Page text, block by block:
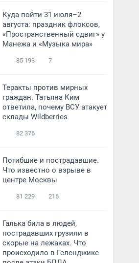
Куда пойти 31 июля–2
августа: праздник флоксов,
«Пространственный сдвиг» у
Манежа и «Музыка мира»
85 193 7
Теракты против мирных
граждан. Татьяна Ким
ответила, почему ВСУ атакует
склады Wildberries
82 376
Погибшие и пострадавшие.
Что известно о взрыве в
центре Москвы
81 229 216
Галька била в людей,
пострадавших грузили в
скорые на лежаках. Что
происходило в Геленджике